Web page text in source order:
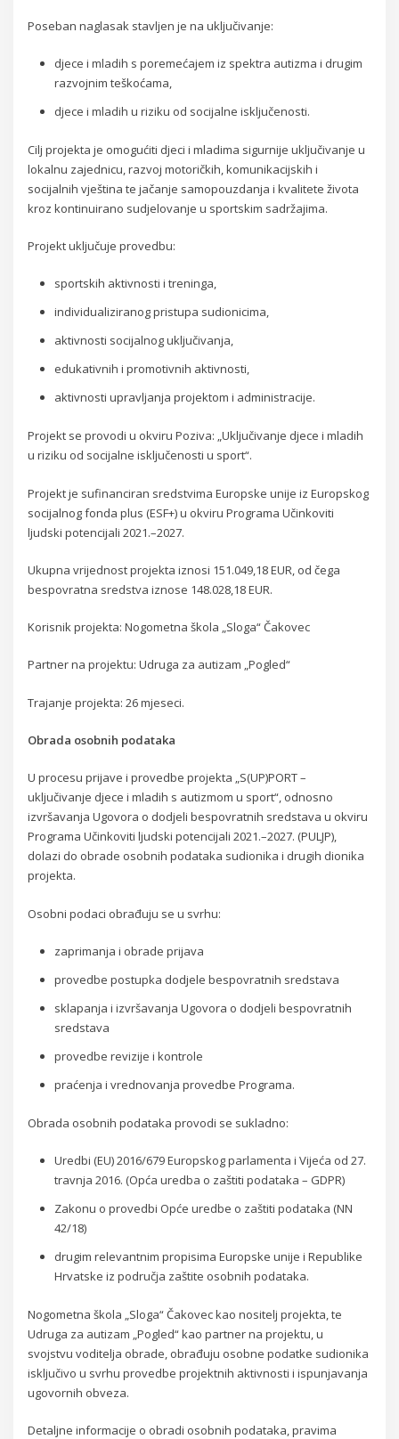
Poseban naglasak stavljen je na uključivanje:
djece i mladih s poremećajem iz spektra autizma i drugim
razvojnim teškoćama,
djece i mladih u riziku od socijalne isključenosti.
Cilj projekta je omogućiti djeci i mladima sigurnije uključivanje u
lokalnu zajednicu, razvoj motoričkih, komunikacijskih i
socijalnih vještina te jačanje samopouzdanja i kvalitete života
kroz kontinuirano sudjelovanje u sportskim sadržajima.
Projekt uključuje provedbu:
sportskih aktivnosti i treninga,
individualiziranog pristupa sudionicima,
aktivnosti socijalnog uključivanja,
edukativnih i promotivnih aktivnosti,
aktivnosti upravljanja projektom i administracije.
Projekt se provodi u okviru Poziva: „Uključivanje djece i mladih
u riziku od socijalne isključenosti u sport“.
Projekt je sufinanciran sredstvima Europske unije iz Europskog
socijalnog fonda plus (ESF+) u okviru Programa Učinkoviti
ljudski potencijali 2021.–2027.
Ukupna vrijednost projekta iznosi 151.049,18 EUR, od čega
bespovratna sredstva iznose 148.028,18 EUR.
Korisnik projekta: Nogometna škola „Sloga“ Čakovec
Partner na projektu: Udruga za autizam „Pogled“
Trajanje projekta: 26 mjeseci.
Obrada osobnih podataka
U procesu prijave i provedbe projekta „S(UP)PORT –
uključivanje djece i mladih s autizmom u sport“, odnosno
izvršavanja Ugovora o dodjeli bespovratnih sredstava u okviru
Programa Učinkoviti ljudski potencijali 2021.–2027. (PULJP),
dolazi do obrade osobnih podataka sudionika i drugih dionika
projekta.
Osobni podaci obrađuju se u svrhu:
zaprimanja i obrade prijava
provedbe postupka dodjele bespovratnih sredstava
sklapanja i izvršavanja Ugovora o dodjeli bespovratnih
sredstava
provedbe revizije i kontrole
praćenja i vrednovanja provedbe Programa.
Obrada osobnih podataka provodi se sukladno:
Uredbi (EU) 2016/679 Europskog parlamenta i Vijeća od 27.
travnja 2016. (Opća uredba o zaštiti podataka – GDPR)
Zakonu o provedbi Opće uredbe o zaštiti podataka (NN
42/18)
drugim relevantnim propisima Europske unije i Republike
Hrvatske iz područja zaštite osobnih podataka.
Nogometna škola „Sloga“ Čakovec kao nositelj projekta, te
Udruga za autizam „Pogled“ kao partner na projektu, u
svojstvu voditelja obrade, obrađuju osobne podatke sudionika
isključivo u svrhu provedbe projektnih aktivnosti i ispunjavanja
ugovornih obveza.
Detaljne informacije o obradi osobnih podataka, pravima